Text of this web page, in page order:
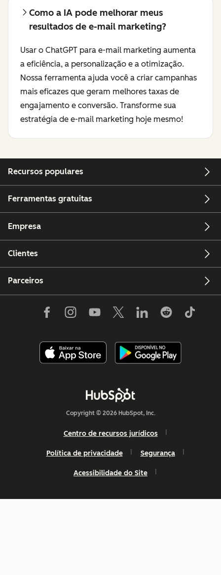
Como a IA pode melhorar meus
resultados de e-mail marketing?
Usar o ChatGPT para e-mail marketing aumenta
a eficiência, a personalização e a otimização.
Nossa ferramenta ajuda você a criar campanhas
mais eficazes que geram melhores taxas de
engajamento e conversão. Transforme sua
estratégia de e-mail marketing hoje mesmo!
Recursos populares
Ferramentas gratuitas
Empresa
Clientes
Parceiros
Copyright © 2026 HubSpot, Inc.
Centro de recursos jurídicos
Política de privacidade Segurança
Acessibilidade do Site